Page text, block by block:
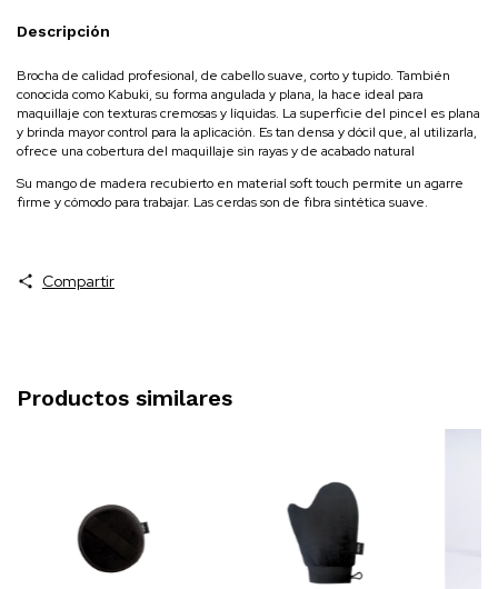
Descripción
Brocha de calidad profesional, de cabello suave, corto y tupido. También
conocida como Kabuki, su forma angulada y plana, la hace ideal para
maquillaje con texturas cremosas y líquidas. La superficie del pincel es plana
y brinda mayor control para la aplicación. Es tan densa y dócil que, al utilizarla,
ofrece una cobertura del maquillaje sin rayas y de acabado natural
Su mango de madera recubierto en material soft touch permite un agarre
firme y cómodo para trabajar. Las cerdas son de fibra sintética suave.
Compartir
Productos similares